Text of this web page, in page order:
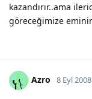
kazandırır..ama
göreceğimize
Azro 8 Eyl 2008